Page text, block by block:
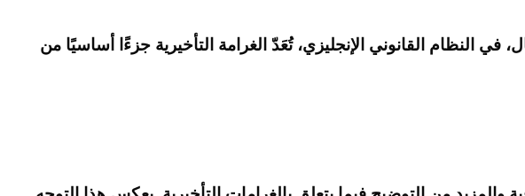
النظام القانوني الإنجليزي، تُعَدّ الغرامة التأخيرية جزءًا أساسيًا من